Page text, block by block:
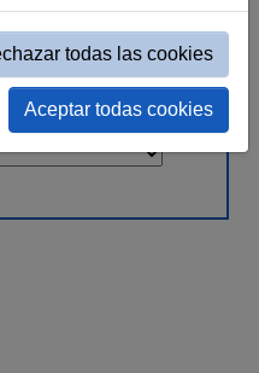
para conocer
todas las cookies
Aceptar todas cookies